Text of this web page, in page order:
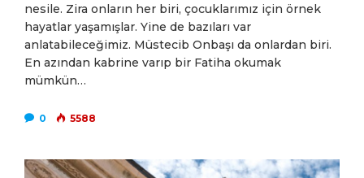
nesile. Zira onların her biri, çocuklarımız için örnek
hayatlar yaşamışlar. Yine de bazıları var
anlatabileceğimiz. Müstecib Onbaşı da onlardan biri.
En azından kabrine varıp bir Fatiha okumak
mümkün…
0 5588